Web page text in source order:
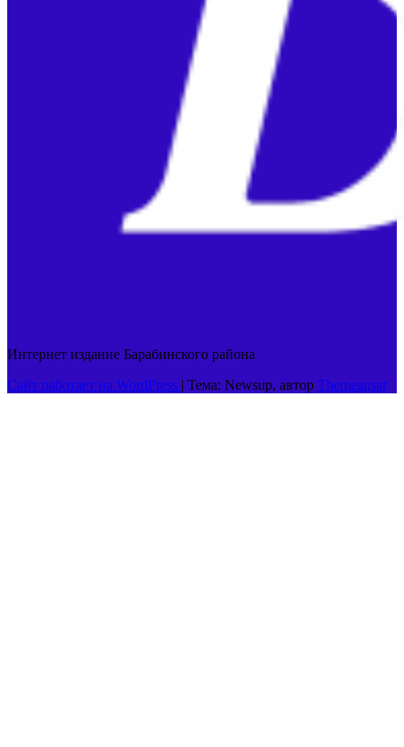
Интернет издание Барабинского района
Сайт работает на WordPress | Тема: Newsup, автор Themeansar